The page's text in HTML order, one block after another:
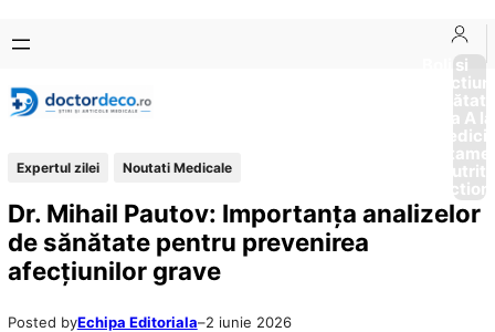
conținut
content
Boli si
Afectiuni
Sănătate
de la A
Expertul zilei Noutati Medicale
Dr. Mihail Pautov: Importanța analizelor
de sănătate pentru prevenirea
afecțiunilor grave
Posted byEchipa Editoriala–2 iunie 2026